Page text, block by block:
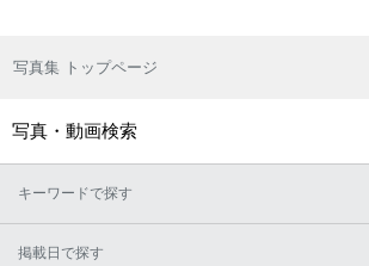
写真集 トップページ
写真・動画検索
キーワードで探す
掲載日で探す